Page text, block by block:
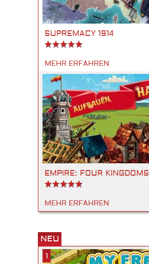
SUPREMACY 1914
MEHR ERFAHREN
EMPIRE: FOUR KINGDOMS
MEHR ERFAHREN
NEU
1